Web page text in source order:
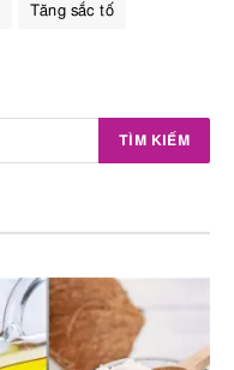
Tăng sắc tố